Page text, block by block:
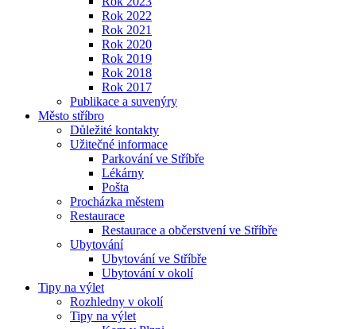
Rok 2022
Rok 2021
Rok 2020
Rok 2019
Rok 2018
Rok 2017
Publikace a suvenýry
Město stříbro
Důležité kontakty
Užitečné informace
Parkování ve Stříbře
Lékárny
Pošta
Procházka městem
Restaurace
Restaurace a občerstvení ve Stříbře
Ubytování
Ubytování ve Stříbře
Ubytování v okolí
Tipy na výlet
Rozhledny v okolí
Tipy na výlet